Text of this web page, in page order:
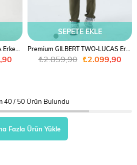
SEPETE EKLE
₺2.099,90
₺2.859,90
40/ 50 Ürün Bulundu
Fazla Ürün Yükle